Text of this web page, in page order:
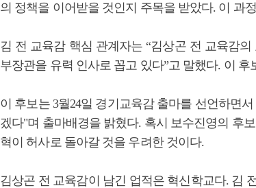
의 정책을 이어받을 것인지 주목을 받았다. 이 과
김 전 교육감 핵심 관계자는 “김상곤 전 교육감
부장관을 유력 인사로 꼽고 있다”고 말했다. 이
이 후보는 3월24일 경기교육감 출마를 선언하면
겠다"며 출마배경을 밝혔다. 혹시 보수진영의 후
혁이 허사로 돌아갈 것을 우려한 것이다.
김상곤 전 교육감이 남긴 업적은 혁신학교다. 김